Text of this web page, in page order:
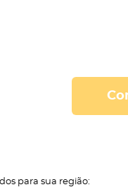
para sua região: